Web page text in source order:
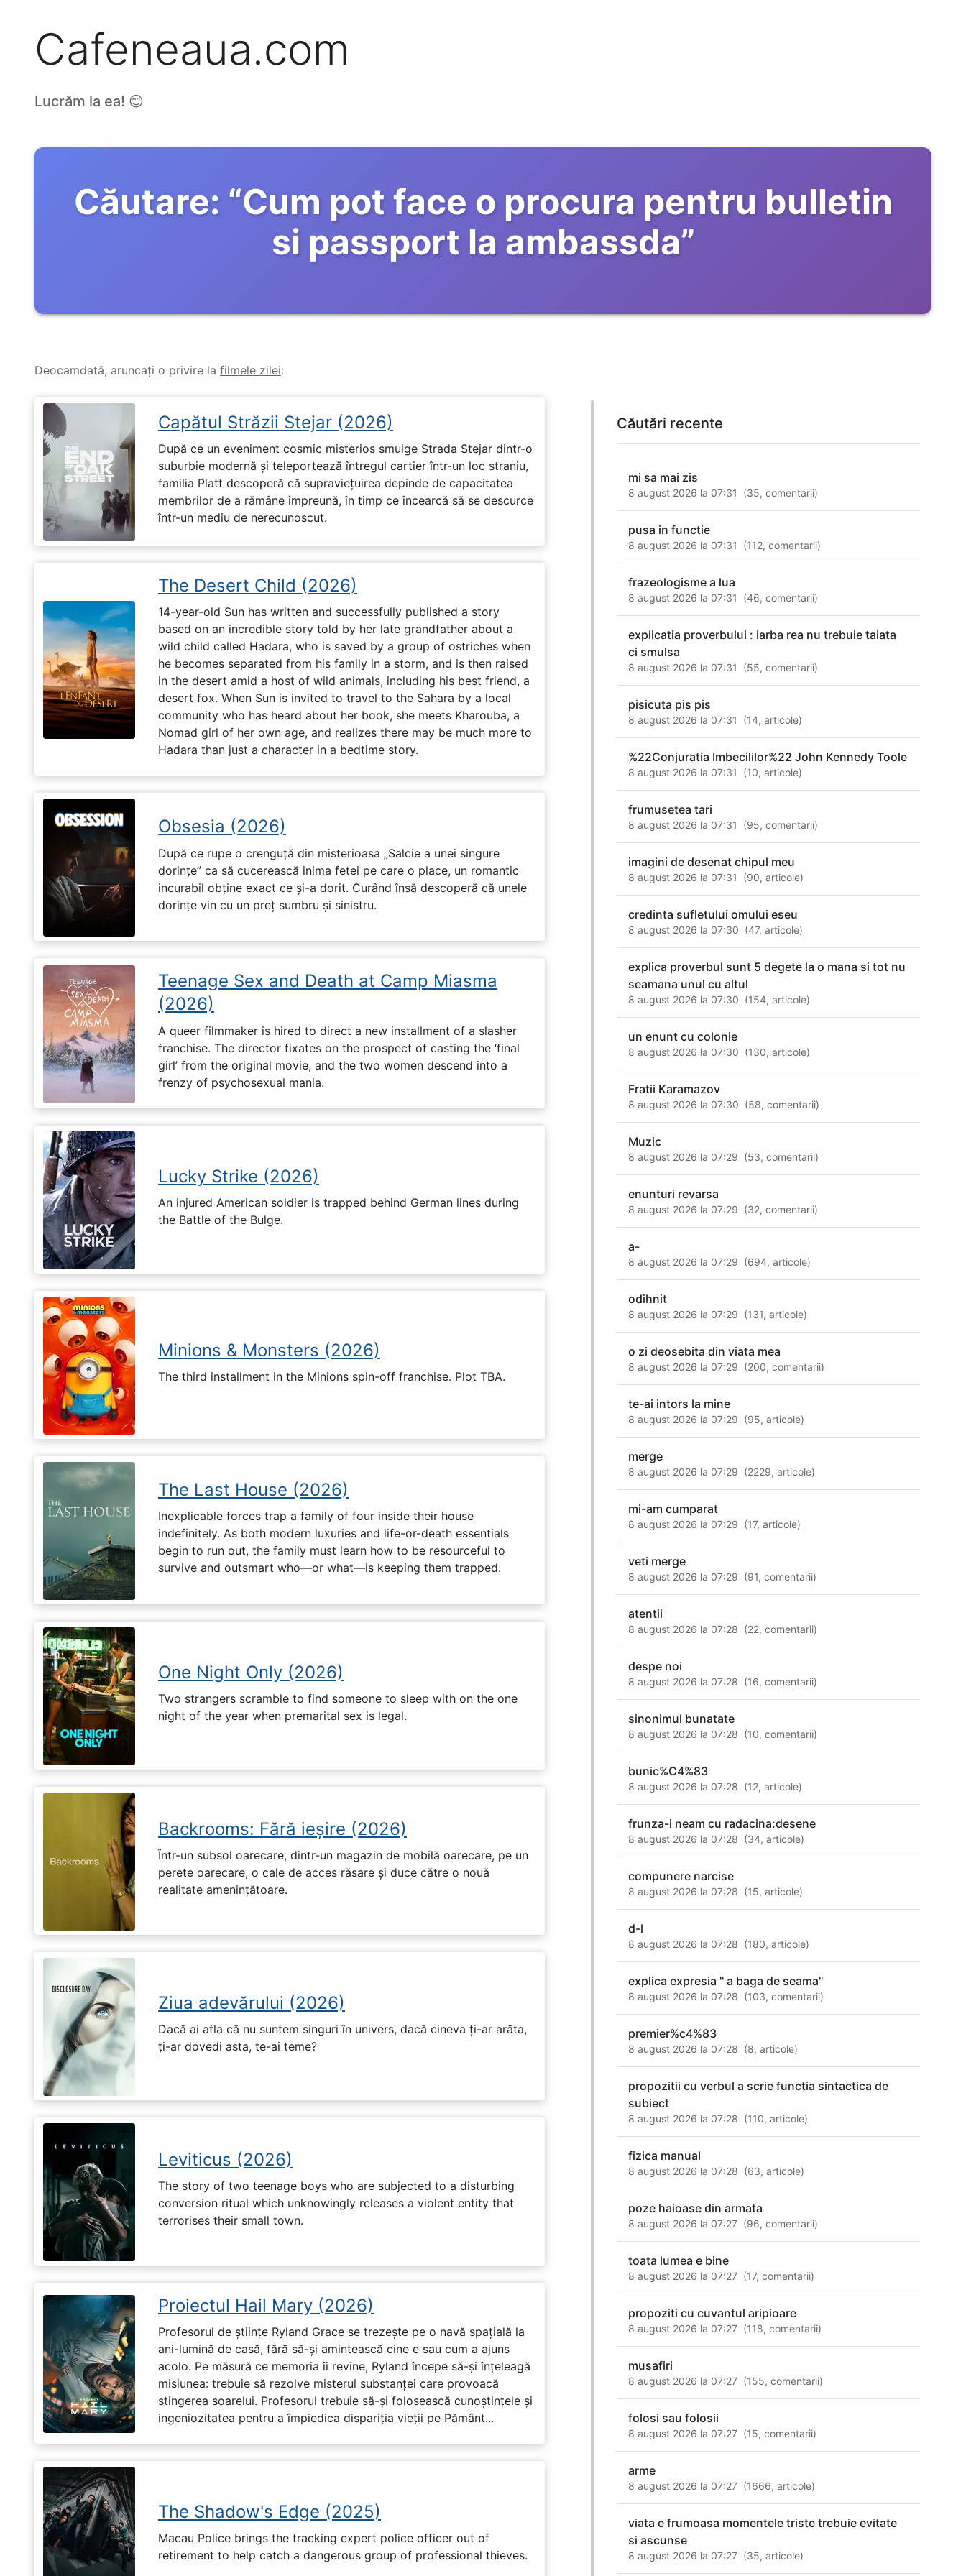
Cafeneaua.com
Lucrăm la ea! 😊
Căutare: “Cum pot face o procura pentru bulletin
si passport la ambassda”
Deocamdată, aruncați o privire la filmele zilei:
Capătul Străzii Stejar (2026)
După ce un eveniment cosmic misterios smulge Strada Stejar dintr-o
suburbie modernă și teleportează întregul cartier într-un loc straniu,
familia Platt descoperă că supraviețuirea depinde de capacitatea
membrilor de a rămâne împreună, în timp ce încearcă să se descurce
într-un mediu de nerecunoscut.
The Desert Child (2026)
14-year-old Sun has written and successfully published a story
based on an incredible story told by her late grandfather about a
wild child called Hadara, who is saved by a group of ostriches when
he becomes separated from his family in a storm, and is then raised
in the desert amid a host of wild animals, including his best friend, a
desert fox. When Sun is invited to travel to the Sahara by a local
community who has heard about her book, she meets Kharouba, a
Nomad girl of her own age, and realizes there may be much more to
Hadara than just a character in a bedtime story.
Obsesia (2026)
După ce rupe o crenguță din misterioasa „Salcie a unei singure
dorințe” ca să cucerească inima fetei pe care o place, un romantic
incurabil obține exact ce și-a dorit. Curând însă descoperă că unele
dorințe vin cu un preț sumbru și sinistru.
Teenage Sex and Death at Camp Miasma
(2026)
A queer filmmaker is hired to direct a new installment of a slasher
franchise. The director fixates on the prospect of casting the ‘final
girl’ from the original movie, and the two women descend into a
frenzy of psychosexual mania.
Lucky Strike (2026)
An injured American soldier is trapped behind German lines during
the Battle of the Bulge.
Minions & Monsters (2026)
The third installment in the Minions spin-off franchise. Plot TBA.
The Last House (2026)
Inexplicable forces trap a family of four inside their house
indefinitely. As both modern luxuries and life-or-death essentials
begin to run out, the family must learn how to be resourceful to
survive and outsmart who—or what—is keeping them trapped.
One Night Only (2026)
Two strangers scramble to find someone to sleep with on the one
night of the year when premarital sex is legal.
Backrooms: Fără ieșire (2026)
Într-un subsol oarecare, dintr-un magazin de mobilă oarecare, pe un
perete oarecare, o cale de acces răsare și duce către o nouă
realitate amenințătoare.
Ziua adevărului (2026)
Dacă ai afla că nu suntem singuri în univers, dacă cineva ți-ar arăta,
ți-ar dovedi asta, te-ai teme?
Leviticus (2026)
The story of two teenage boys who are subjected to a disturbing
conversion ritual which unknowingly releases a violent entity that
terrorises their small town.
Proiectul Hail Mary (2026)
Profesorul de științe Ryland Grace se trezește pe o navă spațială la
ani-lumină de casă, fără să-și amintească cine e sau cum a ajuns
acolo. Pe măsură ce memoria îi revine, Ryland începe să-și înțeleagă
misiunea: trebuie să rezolve misterul substanței care provoacă
stingerea soarelui. Profesorul trebuie să-și folosească cunoștințele și
ingeniozitatea pentru a împiedica dispariția vieții pe Pământ...
The Shadow's Edge (2025)
Macau Police brings the tracking expert police officer out of
retirement to help catch a dangerous group of professional thieves.
Căutări recente
mi sa mai zis
8 august 2026 la 07:31 (35,comentarii)
pusa in functie
8 august 2026 la 07:31 (112,comentarii)
frazeologisme a lua
8 august 2026 la 07:31 (46,comentarii)
explicatia proverbului : iarba rea nu trebuie taiata
ci smulsa
8 august 2026 la 07:31 (55,comentarii)
pisicuta pis pis
8 august 2026 la 07:31 (14,articole)
%22Conjuratia Imbecililor%22 John Kennedy Toole
8 august 2026 la 07:31 (10,articole)
frumusetea tari
8 august 2026 la 07:31 (95,comentarii)
imagini de desenat chipul meu
8 august 2026 la 07:31 (90,articole)
credinta sufletului omului eseu
8 august 2026 la 07:30 (47,articole)
explica proverbul sunt 5 degete la o mana si tot nu
seamana unul cu altul
8 august 2026 la 07:30 (154,articole)
un enunt cu colonie
8 august 2026 la 07:30 (130,articole)
Fratii Karamazov
8 august 2026 la 07:30 (58,comentarii)
Muzic
8 august 2026 la 07:29 (53,comentarii)
enunturi revarsa
8 august 2026 la 07:29 (32,comentarii)
a-
8 august 2026 la 07:29 (694,articole)
odihnit
8 august 2026 la 07:29 (131,articole)
o zi deosebita din viata mea
8 august 2026 la 07:29 (200,comentarii)
te-ai intors la mine
8 august 2026 la 07:29 (95,articole)
merge
8 august 2026 la 07:29 (2229,articole)
mi-am cumparat
8 august 2026 la 07:29 (17,articole)
veti merge
8 august 2026 la 07:29 (91,comentarii)
atentii
8 august 2026 la 07:28 (22,comentarii)
despe noi
8 august 2026 la 07:28 (16,comentarii)
sinonimul bunatate
8 august 2026 la 07:28 (10,comentarii)
bunic%C4%83
8 august 2026 la 07:28 (12,articole)
frunza-i neam cu radacina:desene
8 august 2026 la 07:28 (34,articole)
compunere narcise
8 august 2026 la 07:28 (15,articole)
d-l
8 august 2026 la 07:28 (180,articole)
explica expresia '' a baga de seama''
8 august 2026 la 07:28 (103,comentarii)
premier%c4%83
8 august 2026 la 07:28 (8,articole)
propozitii cu verbul a scrie functia sintactica de
subiect
8 august 2026 la 07:28 (110,articole)
fizica manual
8 august 2026 la 07:28 (63,articole)
poze haioase din armata
8 august 2026 la 07:27 (96,comentarii)
toata lumea e bine
8 august 2026 la 07:27 (17,comentarii)
propoziti cu cuvantul aripioare
8 august 2026 la 07:27 (118,comentarii)
musafiri
8 august 2026 la 07:27 (155,comentarii)
folosi sau folosii
8 august 2026 la 07:27 (15,comentarii)
arme
8 august 2026 la 07:27 (1666,articole)
viata e frumoasa momentele triste trebuie evitate
si ascunse
8 august 2026 la 07:27 (35,articole)